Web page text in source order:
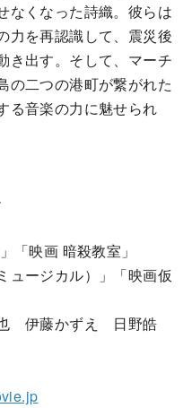
なくなった詩織。彼らは
力を再認識して、震災後
き出す。そして、マーチ
の二つの港町が繋がれた
る音楽の力に魅せられ
「映画 暗殺教室」
ュージカル）」「映画仮
伊藤かずえ 日野皓